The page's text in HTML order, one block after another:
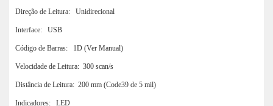
Direção de Leitura: Unidirecional
Interface: USB
Código de Barras: 1D (Ver Manual)
Velocidade de Leitura: 300 scan/s
Distância de Leitura: 200 mm (Code39 de 5 mil)
Indicadores: LED